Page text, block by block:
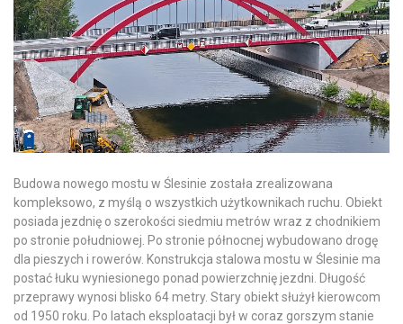
Budowa nowego mostu w Ślesinie została zrealizowana
kompleksowo, z myślą o wszystkich użytkownikach ruchu. Obiekt
posiada jezdnię o szerokości siedmiu metrów wraz z chodnikiem
po stronie południowej. Po stronie północnej wybudowano drogę
dla pieszych i rowerów. Konstrukcja stalowa mostu w Ślesinie ma
postać łuku wyniesionego ponad powierzchnię jezdni. Długość
przeprawy wynosi blisko 64 metry. Stary obiekt służył kierowcom
od 1950 roku. Po latach eksploatacji był w coraz gorszym stanie